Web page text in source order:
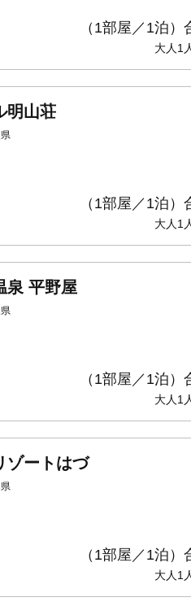
（1部屋／1泊）
大人1
明山荘
（1部屋／1泊）
大人1
泉 平野屋
（1部屋／1泊）
大人1
ゾートはづ
（1部屋／1泊）
大人1